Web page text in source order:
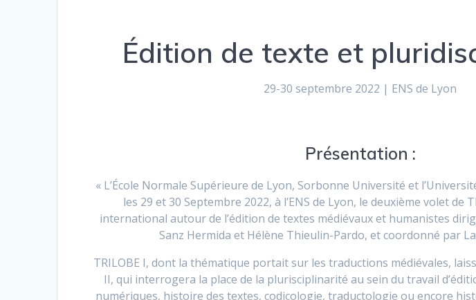
Édition de texte et
29-30 septembre 2022 | ENS de Lyon
Présentation :
« L’École Normale Supérieure de Lyon, Sorbonne Université et
les 29 et 30 Septembre 2022, à l’ENS de Lyon, le deuxième volet de
international autour de l’édition de textes médiévaux et humanistes
Sanz Hermida et Hélène Thieulin-Pardo, et coordonné par
TRILOBE I, dont la thématique portait sur les traductions médiévales,
II, qui interrogera la place de la plurisciplinarité au sein du travail
numériques, histoire des textes, codicologie, traductologie ou encore